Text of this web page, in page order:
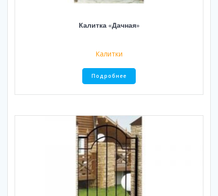
Калитка «Дачная»
Калитки
Подробнее